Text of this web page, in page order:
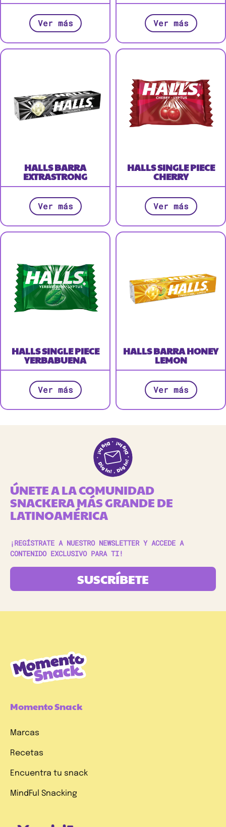
Ver más Ver más
HALLS BARRA
EXTRASTRONG
Ver más
HALLS SINGLE PIECE
CHERRY
Ver más
HALLS SINGLE PIECE
YERBABUENA
Ver más
HALLS BARRA HONEY
LEMON
Ver más
ÚNETE A LA COMUNIDAD
SNACKERA MÁS GRANDE DE
LATINOAMÉRICA
¡REGÍSTRATE A NUESTRO NEWSLETTER Y ACCEDE A
CONTENIDO EXCLUSIVO PARA TI!
SUSCRÍBETE
Momento Snack
Marcas
Recetas
Encuentra tu snack
MindFul Snacking